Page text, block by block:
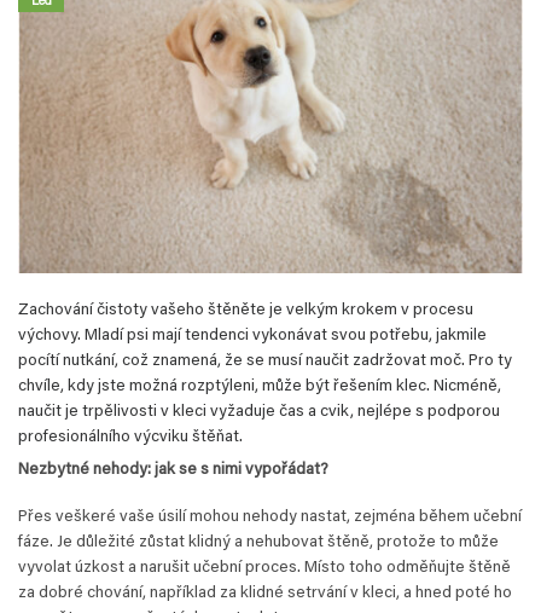
Zachování čistoty vašeho štěněte je velkým krokem v procesu
výchovy. Mladí psi mají tendenci vykonávat svou potřebu, jakmile
pocítí nutkání, což znamená, že se musí naučit zadržovat moč. Pro ty
chvíle, kdy jste možná rozptýleni, může být řešením klec. Nicméně,
naučit je trpělivosti v kleci vyžaduje čas a cvik, nejlépe s podporou
profesionálního výcviku štěňat.
Nezbytné nehody: jak se s nimi vypořádat?
Přes veškeré vaše úsilí mohou nehody nastat, zejména během učební
fáze. Je důležité zůstat klidný a nehubovat štěně, protože to může
vyvolat úzkost a narušit učební proces. Místo toho odměňujte štěně
za dobré chování, například za klidné setrvání v kleci, a hned poté ho